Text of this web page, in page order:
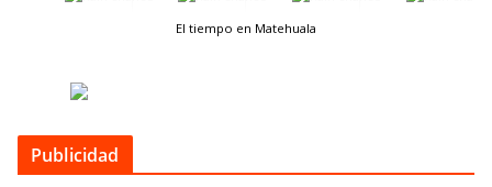
El tiempo en Matehuala
Publicidad